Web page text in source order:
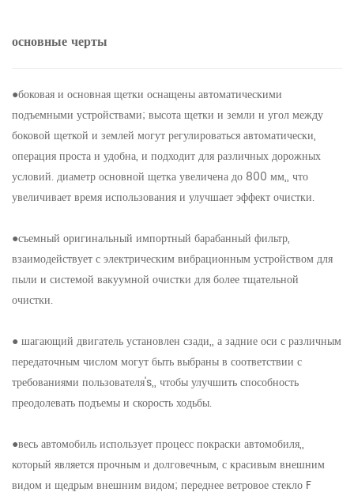
основные черты
●боковая и основная щетки оснащены автоматическими
подъемными устройствами; высота щетки и земли и угол между
боковой щеткой и землей могут регулироваться автоматически,
операция проста и удобна, и подходит для различных дорожных
условий. диаметр основной щетка увеличена до 800 мм,, что
увеличивает время использования и улучшает эффект очистки.
●съемный оригинальный импортный барабанный фильтр,
взаимодействует с электрическим вибрационным устройством для
пыли и системой вакуумной очистки для более тщательной
очистки.
● шагающий двигатель установлен сзади,, а задние оси с различным
передаточным числом могут быть выбраны в соответствии с
требованиями пользователя's,, чтобы улучшить способность
преодолевать подъемы и скорость ходьбы.
●весь автомобиль использует процесс покраски автомобиля,,
который является прочным и долговечным, с красивым внешним
видом и щедрым внешним видом; переднее ветровое стекло F